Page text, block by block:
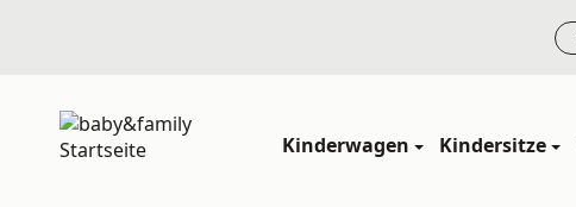
Kinderwagen Kindersitze